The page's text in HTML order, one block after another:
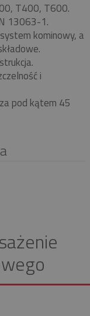
T400, T600.
13063-1.
kominowy, a
i
pod kątem 45